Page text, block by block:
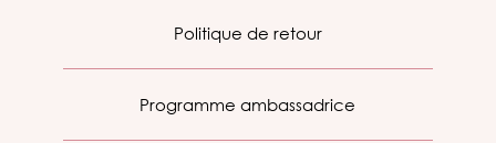
Politique de retour
Programme ambassadrice